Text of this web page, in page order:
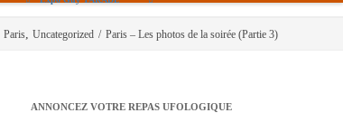
Paris Uncategorized / Paris – Les photos de la soirée (Partie 3)
ANNONCEZ VOTRE REPAS UFOLOGIQUE